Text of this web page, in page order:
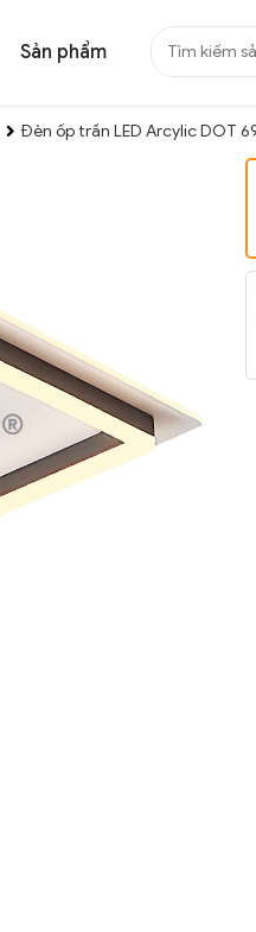
Sản phẩm
Đèn ốp trần LED Arcylic DOT